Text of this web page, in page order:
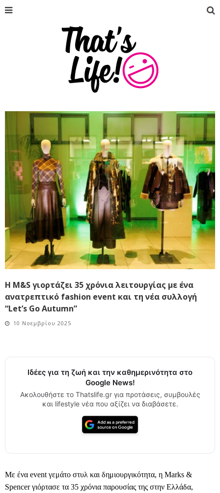
Η M&S γιορτάζει 35 χρόνια λειτουργίας με ένα
ανατρεπτικό fashion event και τη νέα συλλογή
“Let’s Go Autumn”
10 Νοεμβρίου 2025
Ιδέες για τη ζωή και την καθημερινότητα στο
Google News!
Ακολουθήστε το Thatslife.gr για προτάσεις, συμβουλές
και lifestyle νέα που αξίζει να διαβάσετε.
Με ένα event γεμάτο στυλ και δημιουργικότητα, η Marks &
Spencerγιόρτασε τα 35 χρόνια παρουσίας της στην Ελλάδα,